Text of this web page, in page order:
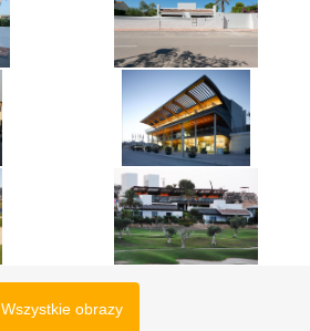
Wszystkie obrazy